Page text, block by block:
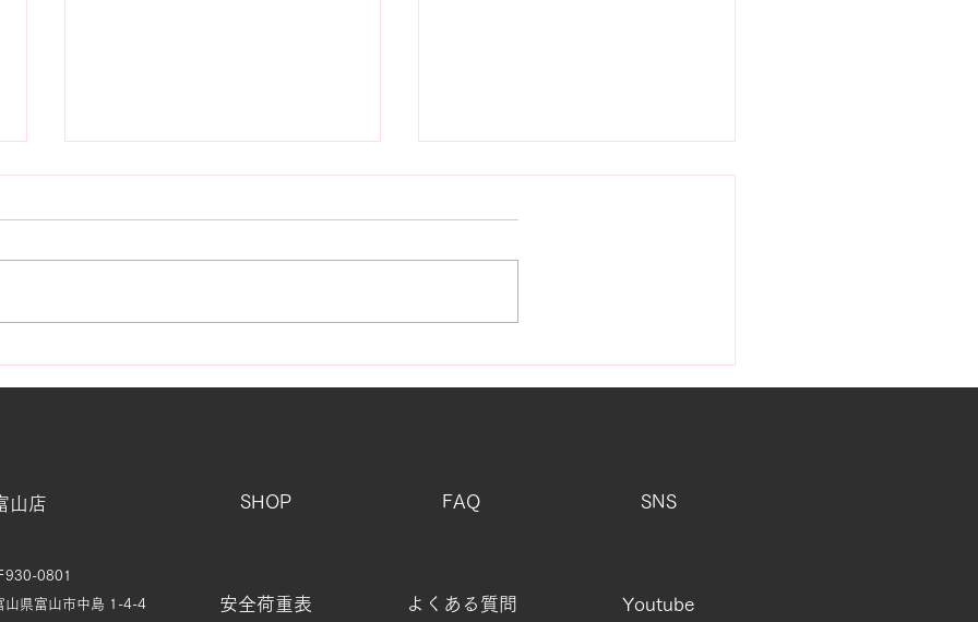
街で見かける「白いもの」の
山店 SHOP FAQ SNS
930-0801
山県富山市中島 1-4-4
安全荷重表 よくある質問 Youtube